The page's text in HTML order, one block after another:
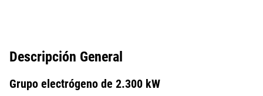
Descripción General
Grupo electrógeno de 2.300 kW